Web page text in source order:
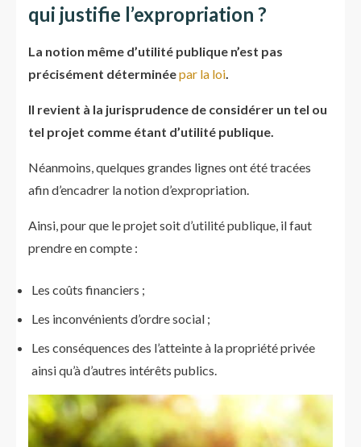
qui justifie l’expropriation ?
La notion même d’utilité publique n’est pas
précisément déterminéepar la loi.
Il revient à la jurisprudence de considérer un tel ou
tel projet comme étant d’utilité publique.
Néanmoins, quelques grandes lignes ont été tracées
afin d’encadrer la notion d’expropriation.
Ainsi, pour que le projet soit d’utilité publique, il faut
prendre en compte :
Les coûts financiers ;
Les inconvénients d’ordre social ;
Les conséquences des l’atteinte à la propriété privée
ainsi qu’à d’autres intérêts publics.